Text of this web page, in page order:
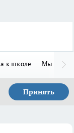
к школе Мы в MAX
Принять